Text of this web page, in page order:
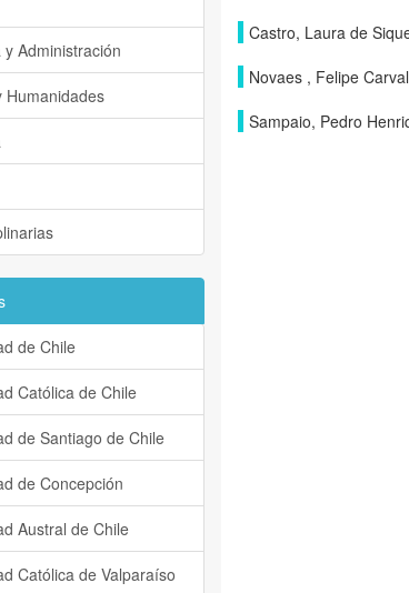
Castro, Laura de
Novaes , Felipe
Sampaio, Pedro
Administración
Humanidades
de Chile
Católica de Chile
de Santiago de Chile
de Concepción
Austral de Chile
Católica de Valparaíso